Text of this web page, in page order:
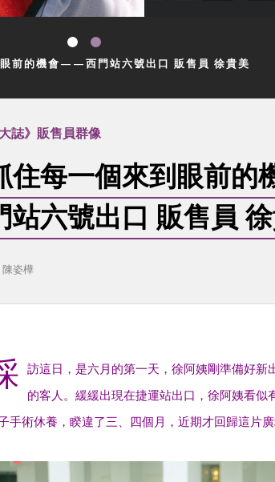
前的機會——西門站六號出口 販售員 徐貴美
大誌》販售員群像
住每一個來到眼前
站六號出口 販售員
陳姿樺
訪這日，是六月的第一天，徐阿姨剛準備好新
的客人。緩緩出現在捷運站出口，徐阿姨看似
手術休養，睽違了三、四個月，近期才回歸這片廣